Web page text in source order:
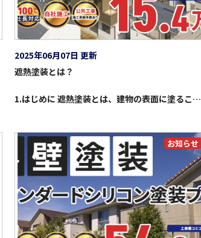
2025年06月07日 更新
遮熱塗装とは？
1.はじめに 遮熱塗装とは、建物の表面に塗ることで太陽光を反射し、表面温度の上昇を抑える塗料のことです。特に、夏場の強い日差しを浴びると、建物は太陽光を吸収して熱を内部に伝え、室内温度が上昇します。しかし、遮熱塗装を施すことで、この熱の侵入を抑え、建物内を涼しく保つ効果が得られます。 遮熱塗装の目的は、室内温度を下げて空調の使用を減らすことです。これにより、冷房の電力消費が抑えられ、省エネ効果が期待できます。また、地球温暖化や都市部のヒートアイランド現象への対策としても有効です。ヒートアイランド現象は、都市が周囲よりも高温になる現象で、コンクリートやアスファルトが熱を吸収することが一因です。遮熱塗装が多くの建物に使用されることで、都市全体の温度を下げる効果も見込めます。 2. 遮熱塗装の仕組み 遮熱塗装の仕組みは、太陽光の反射率と吸収率に関係しています。太陽光には、可視光線、赤外線、紫外線が含まれていますが、この中でも赤外線は熱エネルギーの大半を占めます。遮熱塗料は「高反射性顔料」という特殊成分を含んでおり、この顔料が赤外線を効果的に反射します。これにより、塗装した建物の表面温度を抑え、内部に伝わる熱も軽減されます。 従来の塗料は太陽光を吸収しやすいため、外壁や屋根の温度が上がりやすいのですが、遮熱塗装はその吸収を最小限にとどめ、反射によって熱の侵入を防ぎます。結果として、建物内の温度を下げ、エアコンなどの冷房負荷を軽減します。 3. 遮熱塗装のメリット 遮熱塗装のメリットはさまざまです。まず、室内温度の低下により、冷房の使用が減るため、電気代の節約につながります。特に、夏場の電力消費は冷房が大きな割合を占めるため、この効果は非常に大きいです。また、冷房の使用が減ることで、二酸化炭素排出量も抑えられ、環境負荷の軽減にもつながります。 さらに、建物自体の保護にも役立ちます。外壁や屋根は、長年の紫外線や熱の影響で劣化が進みますが、遮熱塗装によってこれらのダメージが軽減され、建物の耐久性が向上します。特に、塗装が劣化しにくくなるため、メンテナンスの頻度も減り、長期的に見てもコスト削減が期待できます。 都市部におけるヒートアイランド現象の緩和も、遮熱塗装の大きなメリットです。大量の建物に遮熱塗料を使用することで、街全体の温度上昇を抑えることができ、快適な都市環境を保つ効果が期待されています。 4. 遮熱塗装の種類と選び方 遮熱塗装にはいくつかの種類があり、建物の用途や環境に応じて適切な塗料を選ぶことが重要です。代表的なものに「高反射塗料」や「特殊樹脂を使った塗料」があります。高反射塗料は反射率が非常に高く、特に赤外線を効率よく反射します。一方、特殊樹脂塗料は、耐久性に優れ、長期間にわたってその効果を維持することができます。 選び方のポイントは、施工する場所や目的に応じて最適な塗料を選定することです。住宅の屋根や外壁では、美観と耐久性のバランスが重要です。一方、工場や倉庫のような広い面積の塗装では、コストパフォーマンスが重視される場合もあります。プロの施工を依頼するか、自分でDIYで行うかによっても選ぶべき塗料が異なりますので、施工方法も含めて検討が必要です。 5. 遮熱塗装の適用事例 遮熱塗装は、住宅、商業施設、工場などで広く使用されています。例えば、商業施設では、屋根に遮熱塗装を施すことで、冷房負荷を大幅に軽減し、施設内の温度管理が容易になります。また、倉庫や工場では、広い屋根や外壁に塗布することで、内部の作業環境を改善し、従業員の快適さを向上させる効果もあります。 住宅の場合、遮熱塗装を屋根に施工することで、夏場の冷房使用量が減り、家庭の電気代を節約することが可能です。さらに、遮熱塗装は気候や地域に合わせて選定されることも多く、例えば湿度の高い地域では、防水性能を備えた遮熱塗料が選ばれることが一般的です。 6.まとめ 遮熱塗装は、建物の温度管理を効率化し、省エネ効果をもたらす非常に有用な技術です。室内温度の低下、電気代の節約、建物の耐久性向上、さらには都市のヒートアイランド現象の緩和など、多くのメリットがあります。今後、地球温暖化対策やエネルギー消費の削減がますます重要視される中で、遮熱塗装の需要はさらに高まることが予想されます。 持続可能な社会を目指す上で、遮熱塗装は今後も欠かせない技術として、広く普及していくでしょう。
お知らせ